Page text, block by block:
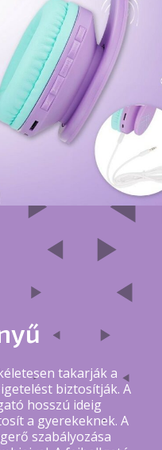
takarják a
biztosítják. A
hosszú ideig
a gyerekeknek. A
szabályozása